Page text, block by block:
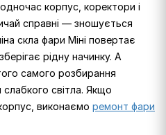
корпус, коректори і
справні — зношується
скла фари Міні повертає
рідну начинку. А
самого розбирання
світла. Якщо
виконаємо ремонт фари